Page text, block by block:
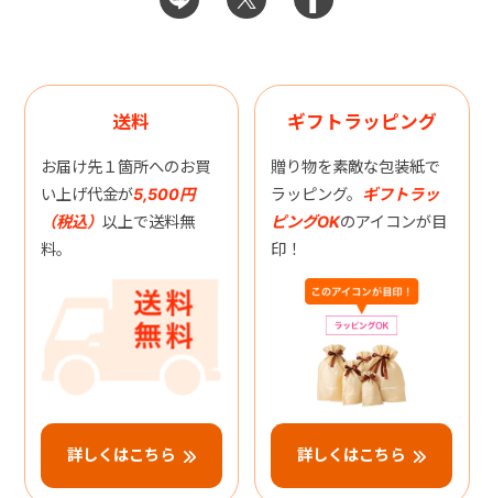
送料
お届け先１箇所へのお買
い上げ代金が5,500円
（税込） 以上で送料無
料。
詳しくはこちら
ギフトラッピング
贈り物を素敵な包装紙で
ラッピング。 ギフトラッ
ピングOKのアイコンが目
印！
詳しくはこちら